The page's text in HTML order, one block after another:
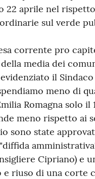
22 aprile nel
sul verde
corrente pro
media dei
il
meno di
Romagna solo
meno rispetto ai
sono state
Cipriano) e
riuso di una corte